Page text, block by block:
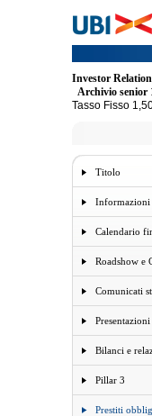
Investor
Archivio senior
Tasso Fisso
Titolo
Informazioni
Calendario
Roadshow e
Comunicati
Presentazioni
Bilanci e
Pillar 3
Prestiti